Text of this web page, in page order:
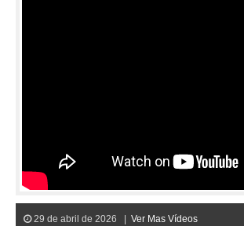
29 de abril de 2026 | Ver Mas Vídeos